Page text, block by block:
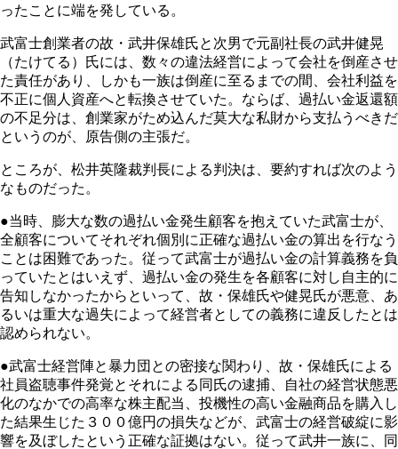
ったことに端を発している。
武富士創業者の故・武井保雄氏と次男で元副社長の武井健晃
（たけてる）氏には、数々の違法経営によって会社を倒産させ
た責任があり、しかも一族は倒産に至るまでの間、会社利益を
不正に個人資産へと転換させていた。ならば、過払い金返還額
の不足分は、創業家がため込んだ莫大な私財から支払うべきだ
というのが、原告側の主張だ。
ところが、松井英隆裁判長による判決は、要約すれば次のよう
なものだった。
●当時、膨大な数の過払い金発生顧客を抱えていた武富士が、
全顧客についてそれぞれ個別に正確な過払い金の算出を行なう
ことは困難であった。従って武富士が過払い金の計算義務を負
っていたとはいえず、過払い金の発生を各顧客に対し自主的に
告知しなかったからといって、故・保雄氏や健晃氏が悪意、あ
るいは重大な過失によって経営者としての義務に違反したとは
認められない。
●武富士経営陣と暴力団との密接な関わり、故・保雄氏による
社員盗聴事件発覚とそれによる同氏の逮捕、自社の経営状態悪
化のなかでの高率な株主配当、投機性の高い金融商品を購入し
た結果生じた３００億円の損失などが、武富士の経営破綻に影
響を及ぼしたという正確な証拠はない。従って武井一族に、同